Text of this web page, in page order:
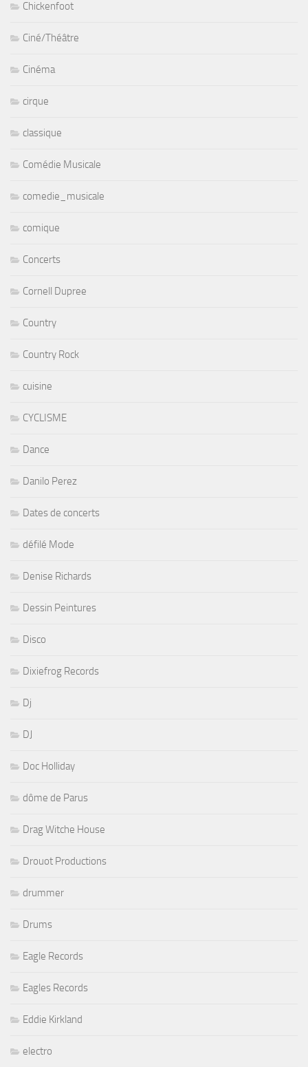
Chickenfoot
Ciné/Théâtre
Cinéma
cirque
classique
Comédie Musicale
comedie_musicale
comique
Concerts
Cornell Dupree
Country
Country Rock
cuisine
CYCLISME
Dance
Danilo Perez
Dates de concerts
défilé Mode
Denise Richards
Dessin Peintures
Disco
Dixiefrog Records
Dj
DJ
Doc Holliday
dôme de Parus
Drag Witche House
Drouot Productions
drummer
Drums
Eagle Records
Eagles Records
Eddie Kirkland
electro